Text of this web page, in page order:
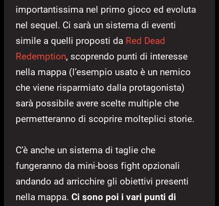
importantissima nel primo gioco ed evoluta
nel sequel. Ci sarà un sistema di eventi
simile a quelli proposti da Red Dead
Redemption, scoprendo punti di interesse
nella mappa (l’esempio usato è un nemico
che viene risparmiato dalla protagonista)
sarà possibile avere scelte multiple che
permetteranno di scoprire molteplici storie.
C’è anche un sistema di taglie che
fungeranno da mini-boss fight opzionali
andando ad arricchire gli obiettivi presenti
nella mappa. Ci sono poi i vari punti di